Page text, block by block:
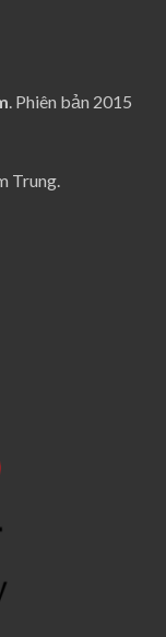
. Phiên bản 2015
Trung.